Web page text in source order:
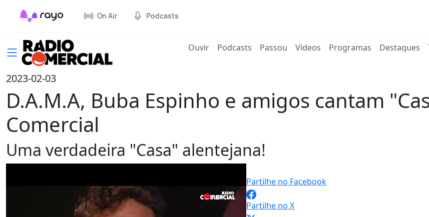
On Air Podcasts
Ouvir(current)
Podcasts Passou Vídeos Programas Destaques
2023-02-03
D.A.M.A, Buba Espinho e amigos cantam
Comercial
Uma verdadeira "Casa" alentejana!
Partilhe no Facebook
Partilhe no X